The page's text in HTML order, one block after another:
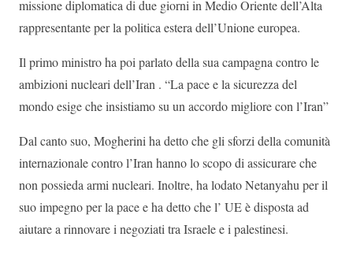
missione diplomatica di due giorni in Medio Oriente dell’Alta
rappresentante per la politica estera dell’Unione europea.
Il primo ministro ha poi parlato della sua campagna contro le
ambizioni nucleari dell’Iran . “La pace e la sicurezza del
mondo esige che insistiamo su un accordo migliore con l’Iran”
Dal canto suo, Mogherini ha detto che gli sforzi della comunità
internazionale contro l’Iran hanno lo scopo di assicurare che
non possieda armi nucleari. Inoltre, ha lodato Netanyahu per il
suo impegno per la pace e ha detto che l’ UE è disposta ad
aiutare a rinnovare i negoziati tra Israele e i palestinesi.